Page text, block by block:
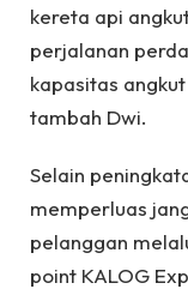
kereta api
perjalanan
kapasitas
tambah Dwi.
Selain
memperluas
pelanggan
point KALOG